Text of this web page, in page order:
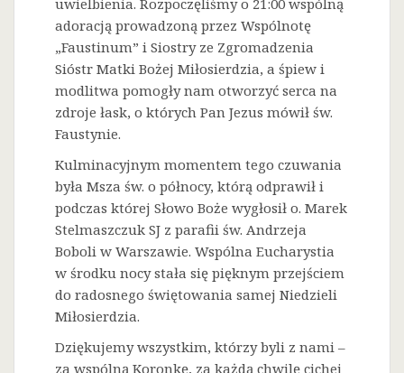
uwielbienia. Rozpoczęliśmy o 21:00 wspólną
adoracją prowadzoną przez Wspólnotę
„Faustinum” i Siostry ze Zgromadzenia
Sióstr Matki Bożej Miłosierdzia, a śpiew i
modlitwa pomogły nam otworzyć serca na
zdroje łask, o których Pan Jezus mówił św.
Faustynie.
Kulminacyjnym momentem tego czuwania
była Msza św. o północy, którą odprawił i
podczas której Słowo Boże wygłosił o. Marek
Stelmaszczuk SJ z parafii św. Andrzeja
Boboli w Warszawie. Wspólna Eucharystia
w środku nocy stała się pięknym przejściem
do radosnego świętowania samej Niedzieli
Miłosierdzia.
Dziękujemy wszystkim, którzy byli z nami –
za wspólną Koronkę, za każdą chwilę cichej